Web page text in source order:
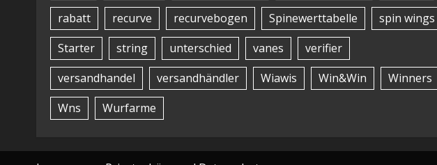
rabatt
recurve recurvebogen Spinewerttabelle
spin wings
Starter
string unterschied vanes
verifier
versandhandel
versandhändler Wiawis Win&Win
Winners
Wns
Wurfarme